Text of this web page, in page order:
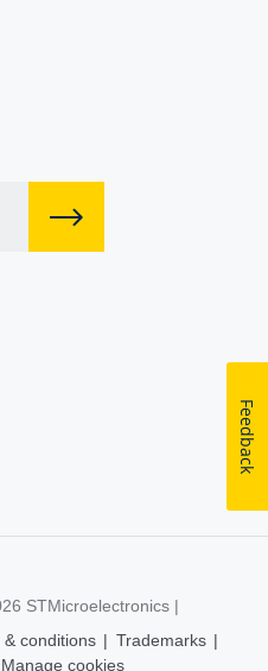
STMicroelectronics |
& conditions | Trademarks |
Manage cookies
Feedback